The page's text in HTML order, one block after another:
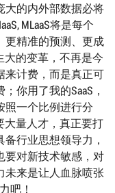
大的内外部数据必将
MLaaS将是每个
更精准的预测、更成
大的变革，不再是今
来计费，而是真正可
你用了我的SaaS，
照一个比例进行分
大量人才，真正要打
行业思想领导力，
要对新技术敏感，对
未来是让人血脉喷张
吧！